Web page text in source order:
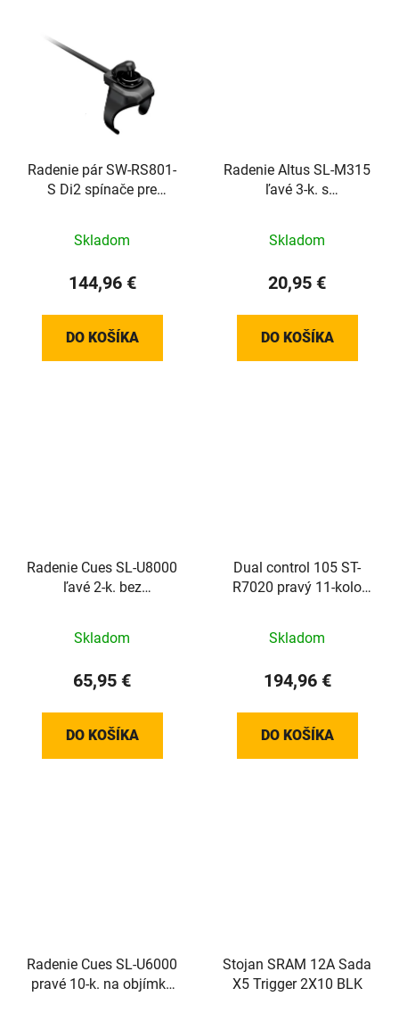
Radenie pár SW-RS801-
S Di2 spínače pre
Skladom
144,96 €
DO KOŠÍKA
Radenie Altus SL-M315
ľavé 3-k. s
Skladom
20,95 €
DO KOŠÍKA
Radenie Cues SL-U8000
ľavé 2-k. bez
Skladom
65,95 €
DO KOŠÍKA
Dual control 105 ST-
R7020 pravý 11-kolo
Skladom
194,96 €
DO KOŠÍKA
Radenie Cues SL-U6000
pravé 10-k. na objímku
Stojan SRAM 12A Sada
X5 Trigger 2X10 BLK